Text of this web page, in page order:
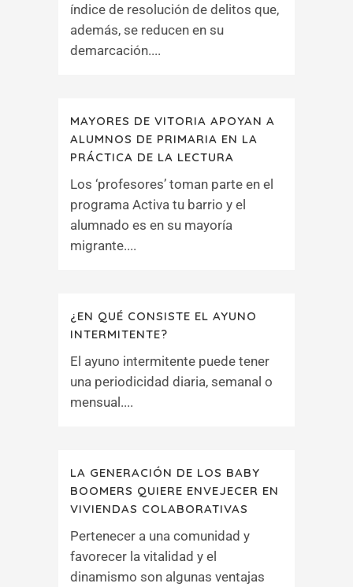
índice de resolución de delitos que,
además, se reducen en su
demarcación....
MAYORES DE VITORIA APOYAN A
ALUMNOS DE PRIMARIA EN LA
PRÁCTICA DE LA LECTURA
Los ‘profesores’ toman parte en el
programa Activa tu barrio y el
alumnado es en su mayoría
migrante....
¿EN QUÉ CONSISTE EL AYUNO
INTERMITENTE?
El ayuno intermitente puede tener
una periodicidad diaria, semanal o
mensual....
LA GENERACIÓN DE LOS BABY
BOOMERS QUIERE ENVEJECER EN
VIVIENDAS COLABORATIVAS
Pertenecer a una comunidad y
favorecer la vitalidad y el
dinamismo son algunas ventajas